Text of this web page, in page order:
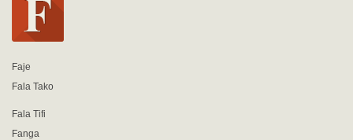
Faje
Fala Tako
Fala Tifi
Fanga